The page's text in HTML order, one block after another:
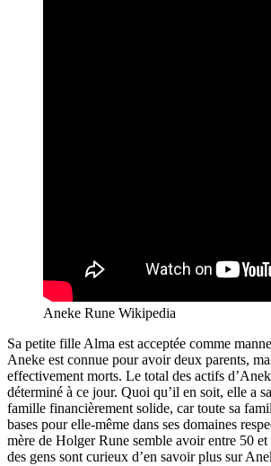
Aneke Rune Wikipedia
Sa petite fille Alma est acceptée comme
Aneke est connue pour avoir deux parents,
effectivement morts. Le total des actifs
déterminé à ce jour. Quoi qu’il en soit, elle a
famille financièrement solide, car toute sa
bases pour elle-même dans ses domaines
mère de Holger Rune semble avoir entre 50
des gens sont curieux d’en savoir plus sur